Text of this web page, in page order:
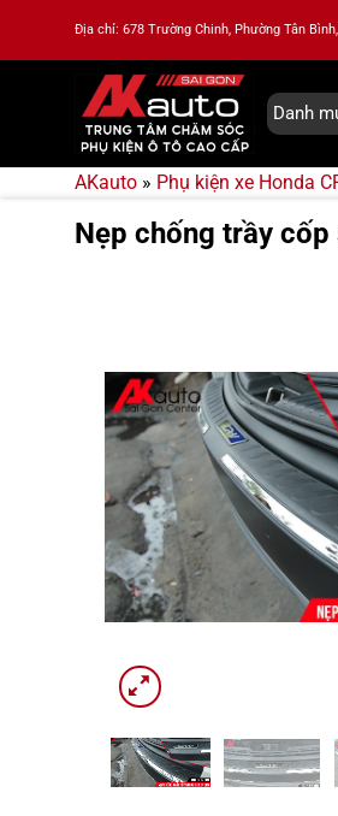
nội
Địa chỉ: 678 Trường Chinh, Phường Tân
Danh
AKauto » Phụ kiện xe Honda
Nẹp chống trầy cốp